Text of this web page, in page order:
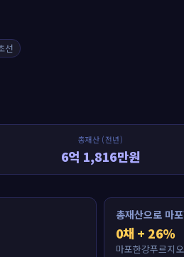
선
총재산 (전년)
6억 1,816만원
총재산으로 마
0채 + 26%
마포한강푸르지